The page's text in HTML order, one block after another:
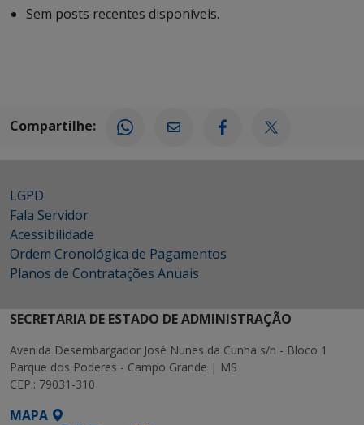
Sem posts recentes disponíveis.
Compartilhe:
LGPD
Fala Servidor
Acessibilidade
Ordem Cronológica de Pagamentos
Planos de Contratações Anuais
SECRETARIA DE ESTADO DE ADMINISTRAÇÃO
Avenida Desembargador José Nunes da Cunha s/n - Bloco 1
Parque dos Poderes - Campo Grande | MS
CEP.: 79031-310
MAPA